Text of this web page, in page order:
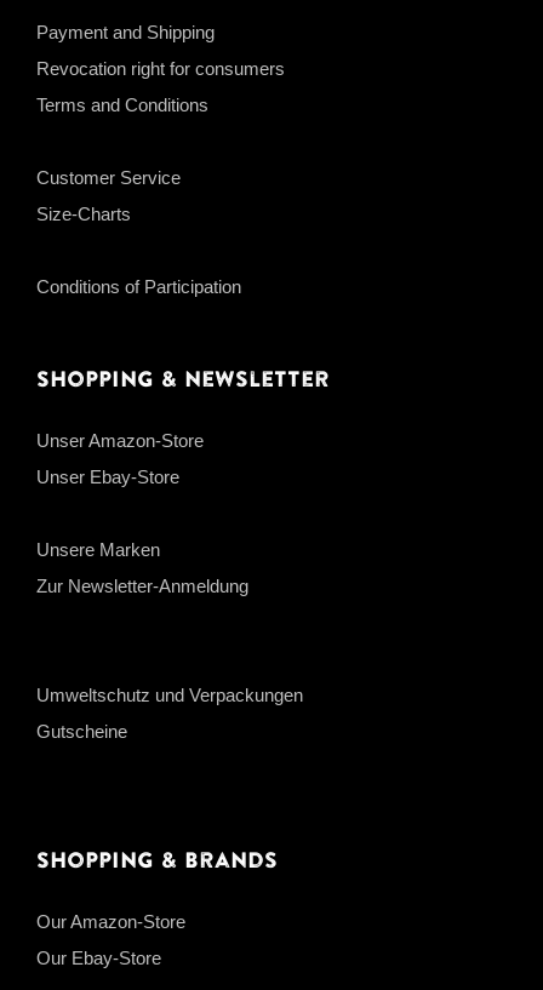
Payment and Shipping
Revocation right for consumers
Terms and Conditions
Customer Service
Size-Charts
Conditions of Participation
Shopping & Newsletter
Unser Amazon-Store
Unser Ebay-Store
Unsere Marken
Zur Newsletter-Anmeldung
Umweltschutz und Verpackungen
Gutscheine
Shopping & Brands
Our Amazon-Store
Our Ebay-Store